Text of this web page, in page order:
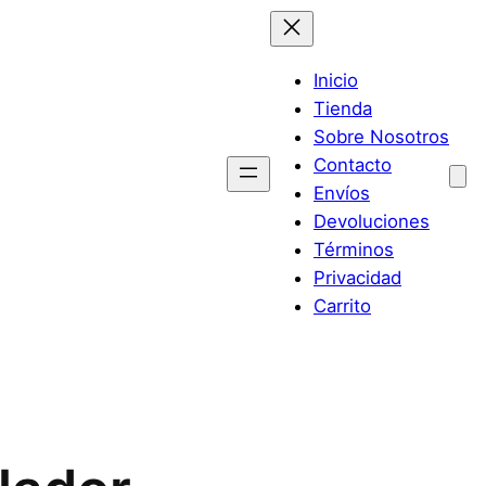
Inicio
Tienda
Sobre Nosotros
Contacto
Envíos
Devoluciones
Términos
Privacidad
Carrito